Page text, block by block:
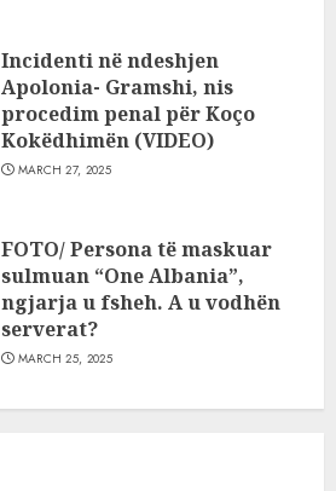
Incidenti në ndeshjen
Apolonia- Gramshi, nis
procedim penal për Koço
Kokëdhimën (VIDEO)
MARCH 27, 2025
FOTO/ Persona të maskuar
sulmuan “One Albania”,
ngjarja u fsheh. A u vodhën
serverat?
MARCH 25, 2025